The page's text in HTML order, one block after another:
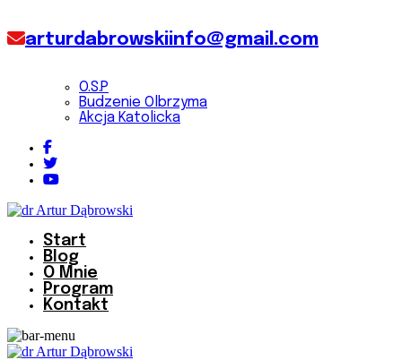
arturdabrowskiinfo@gmail.com
O.S.P
Budzenie Olbrzyma
Akcja Katolicka
Start
Blog
O Mnie
Program
Kontakt